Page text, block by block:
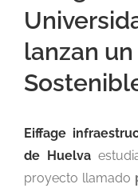
lanzan
Eiffage
de Huelva
proyecto llamado